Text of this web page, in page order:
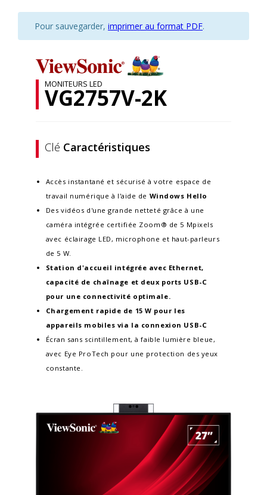
Pour sauvegarder, imprimer au format PDF.
MONITEURS LED
VG2757V-2K
Clé Caractéristiques
Accès instantané et sécurisé à votre espace de
travail numérique à l'aide de Windows Hello
Des vidéos d'une grande netteté grâce à une
caméra intégrée certifiée Zoom® de 5 Mpixels
avec éclairage LED, microphone et haut-parleurs
de 5 W.
Station d'accueil intégrée avec Ethernet,
capacité de chaînage et deux ports USB-C
pour une connectivité optimale.
Chargement rapide de 15 W pour les
appareils mobiles via la connexion USB-C
Écran sans scintillement, à faible lumière bleue,
avec Eye ProTech pour une protection des yeux
constante.